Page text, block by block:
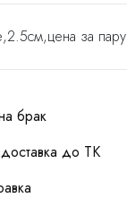
за пару
брак
до ТК